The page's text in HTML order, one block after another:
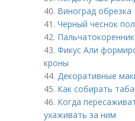
40. Виноград
41. Черный чеснок
42.
43. Фикус Али
кроны
44. Декоративные
45. Как собирать
46. Когда
ухаживать за ним